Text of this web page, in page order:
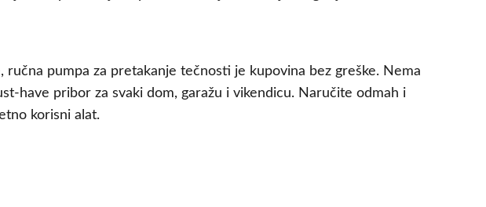
pumpa za pretakanje tečnosti je kupovina bez greške. Nema
have pribor za svaki dom, garažu i vikendicu. Naručite odmah i
korisni alat.